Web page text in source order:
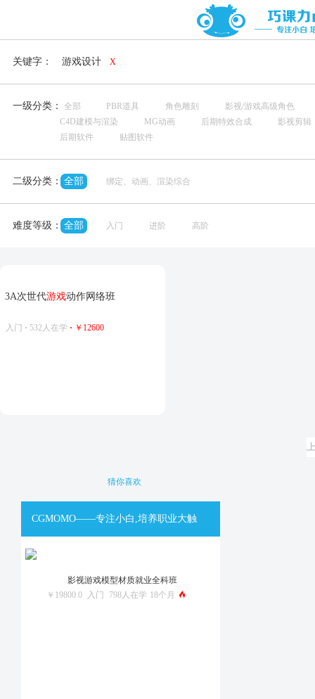
关键字： 游戏设计 Χ
一级分类： 全部 PBR道具 角色雕刻
影视/游戏高级角色
C4D建模与渲染
MG动画 后期特效合成
影视剪辑
后期软件
贴图软件
二级分类： 全部 绑定、动画、渲染综合
难度等级： 全部 入门 进阶 高阶
3A次世代游戏动作网络班
入门 · 532人在学 · ￥12600
猜你喜欢
CGMOMO——专注小白,培养职业大触
影视游戏模型材质就业全科班
￥19800.0
入门 798人在学 18个月